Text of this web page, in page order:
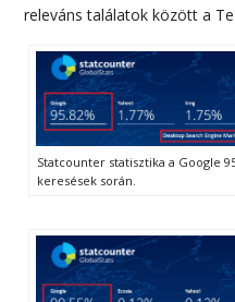
releváns találatok között a
Statcounter statisztika a Google
keresések során.